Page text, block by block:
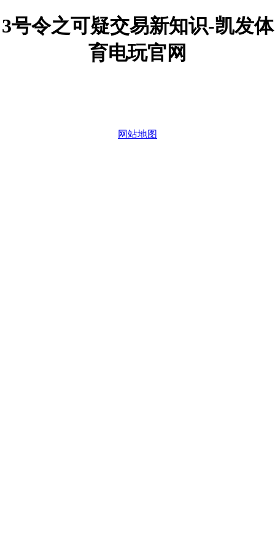
3号令之可疑交易新知识-凯发体
育电玩官网
网站地图